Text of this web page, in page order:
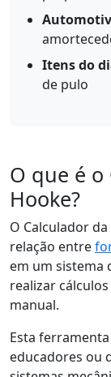
Itens do
de pulo
O que é o
Hooke?
O Calculador
relação entre
em um sistema
realizar
manual.
Esta
educadores ou